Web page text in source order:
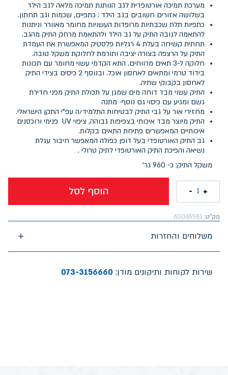
מערכת תמיכה אורטופדית לגב הנותנת תמיכה מלאה לגב הילד
בשלושה אזורים חשובים בגב הילד : כתפיים, שכמות וגב תחתון.
כתפיות תלת שכבתיות מרופדות העשויות מחומר מאוורר וניתנות
להתאמה לגובה התיק על גב הילד ולהתאמת מרחק התיק מהגב.
תחתית קשיחה בעלת 4 רגליות פלסטיק המאפשרת את העמדת
התיק על הרצפה בצורה יציבה ותורמת לחלוקת משקל טובה.
חלוקה ל-3 תאים מרווחים. התא הקדמי עשוי מחומר עם תכונות
בידוד טרמי ומתאים לאחסון אוכל. ובנוסף 2 כיסים בצידי התיק
לאחסון בקבוקי שתיה.
התיק עשוי מבד דוחה מים שמגן על תכולת התיק מפני חדירת
גשם ומגיע עם כיסוי גם נוסף- מתנה
מחזירי אור על גבי התיק לבטיחות התלמיד/ה עפ"י התקן הישראלי.
התיק מיוצר מבד איכותי בצפיפות גבוהה, ציפוי UV פנימי ורוכסנים
איכותיים המאפשרים פתיחת התאים בקלות.
גב התיק האורטופדי בעל דופן כפולה המאפשר חיבור עגלת
נשיאה והפיכת התיק האורטופדי לתיק טרולי .
משקל התיק: כ- 960 גר'
הוסף לסל +
1
-
מק"ט: 63065581
משלוחים והחזרות
שירות לקוחות ותיקונים מודן: 073-3156660